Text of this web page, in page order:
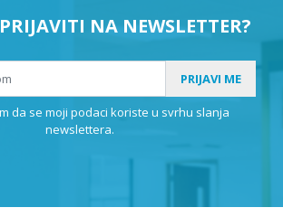
NA NEWSLETTER?
PRIJAVI ME
da se moji podaci koriste u svrhu slanja
newslettera.